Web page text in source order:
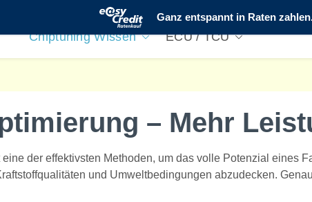
% ANGEBOTE % Zubehör
Chiptuning Wissen
ECU / TCU
– Mehr
der effektivsten Methoden, um das volle Potenzial eines
und Umweltbedingungen abzudecken.